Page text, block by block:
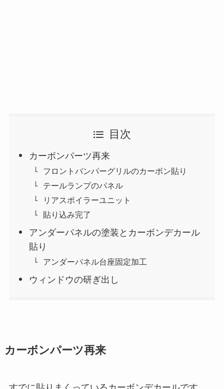
目次
カーボンパーツ再来
フロントバンパーグリルのカーボン貼り
テールランプのパネル
リアスポイラーユニット
貼り込み完了
アンダーパネルの塗装とカーボンデカール
貼り
アンダーパネル台座固定加工
ウィンドウの研ぎ出し
カーボンパーツ再来